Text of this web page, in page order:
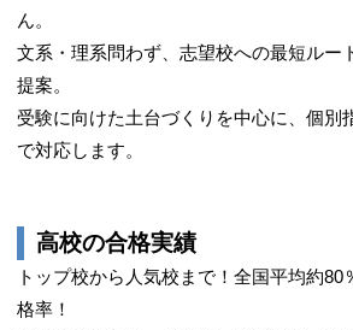
ん。
文系・理系問わず、志望校への最短ルー
提案。
受験に向けた土台づくりを中心に、個別
で対応します。
高校の合格実績
トップ校から人気校まで！全国平均約80
格率！